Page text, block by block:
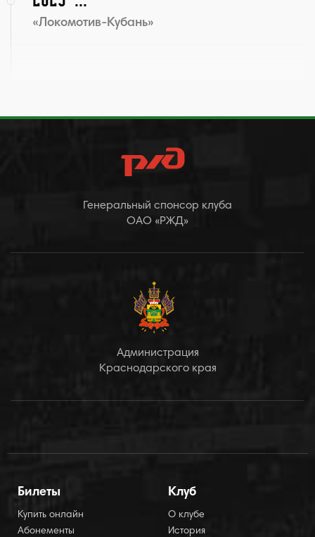
«Локомотив-Кубань»
Генеральный спонсор клуба
ОАО «РЖД»
Администрация
Краснодарского края
Билеты
Купить онлайн
Абонементы
Клуб
О клубе
История